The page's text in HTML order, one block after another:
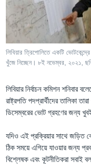
Learning English
FOLLOW US
অন্য ভাষায় ওয়েব সাইট
লিবিয়ার ত্রিপোলিতে একটি
খুঁজে নিচ্ছেন। ৮ই নভেম্বর, ২০২১,
লিবিয়ার নির্বাচন কমিশন শনিবার
রাষ্ট্রপতি পদপ্রার্থীদের তালিকা
ডিসেম্বরের ভোট গ্রহণের জন্য
যদিও এই প্রক্রিয়ার সাথে জড়িত
ঠিক সময়ে এগিয়ে যাওয়ার জন্য
বিশ্লেষক এবং কূটনীতিকরা সবাই